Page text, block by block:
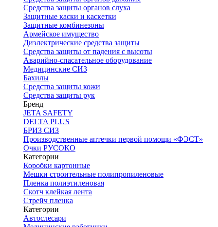
Средства защиты органов слуха
Защитные каски и каскетки
Защитные комбинезоны
Армейское имущество
Диэлектрические средства защиты
Средства защиты от падения с высоты
Аварийно-спасательное оборудование
Медицинские СИЗ
Бахилы
Средства защиты кожи
Средства защиты рук
Бренд
JETA SAFETY
DELTA PLUS
БРИЗ СИЗ
Производственные аптечки первой помощи «ФЭСТ»
Очки РУСОКО
Категории
Коробки картонные
Мешки строительные полипропиленовые
Пленка полиэтиленовая
Скотч клейкая лента
Стрейч пленка
Категории
Автослесари